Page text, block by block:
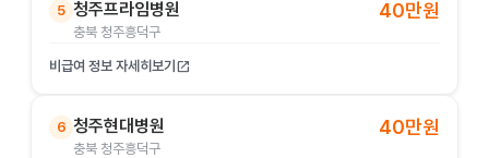
5 청주프라임병원
충북 청주흥덕구
40만원
비급여 정보 자세히보기 open_in_new
6 청주현대병원
충북 청주흥덕구
40만원